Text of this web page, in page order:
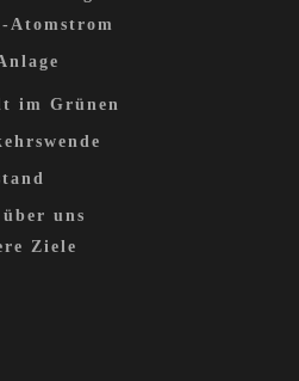
Atomstrom
im Grünen
uns
Ziele